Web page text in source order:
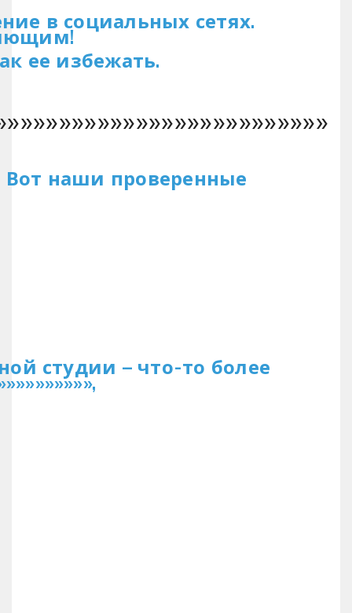
в социальных сетях.
ее избежать.
Вот наши проверенные
студии – что-то более